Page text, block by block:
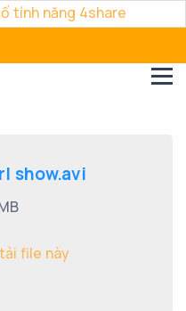
tính năng 4share
show.avi
file này